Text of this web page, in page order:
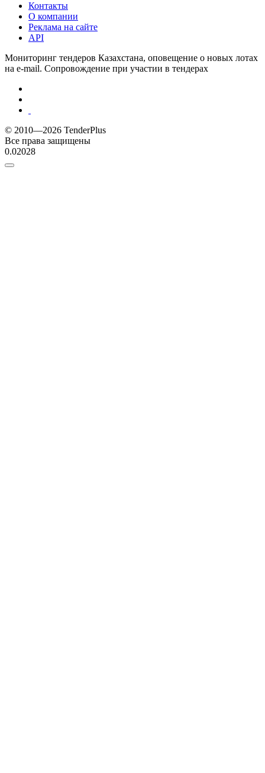
Контакты
О компании
Реклама на сайте
API
Мониторинг тендеров Казахстана, оповещение о новых лотах
на e-mail. Сопровождение при участии в тендерах
© 2010—2026 TenderPlus
Все права защищены
0.02028